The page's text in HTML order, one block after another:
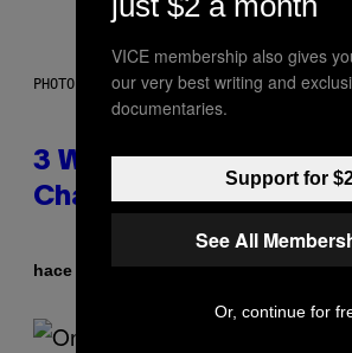
PHOTO ILLUSTRATION BY IAN WALDIE/GETTY
3 Ways Your Music
Changes as You Get
hace 10 horasPorDan Milam
VICE membership also gives
our very best writing and
documentaries.
Support for
See All
Or, continue for